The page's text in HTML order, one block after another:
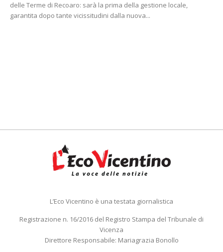
delle Terme di Recoaro: sarà la prima della gestione locale,
garantita dopo tante vicissitudini dalla nuova...
L’Eco Vicentino è una testata giornalistica
Registrazione n. 16/2016 del Registro Stampa del Tribunale di
Vicenza
Direttore Responsabile: Mariagrazia Bonollo